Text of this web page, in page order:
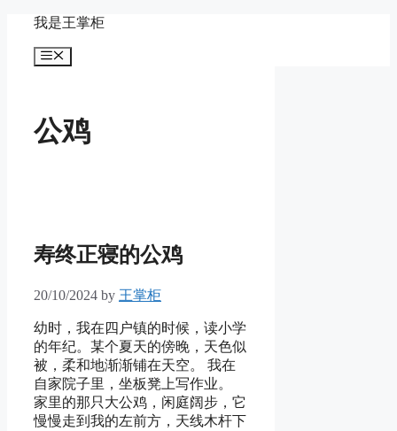
content
我是王掌柜
Menu
公鸡
寿终正寝的公鸡
20/10/2024 by 王掌柜
幼时，我在四户镇的时候，读小学
的年纪。某个夏天的傍晚，天色似
被，柔和地渐渐铺在天空。 我在
自家院子里，坐板凳上写作业。
家里的那只大公鸡，闲庭阔步，它
慢慢走到我的左前方，天线木杆下